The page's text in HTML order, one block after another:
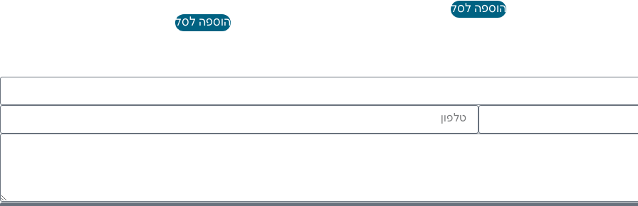
הוספה לסל
הוספה לסל